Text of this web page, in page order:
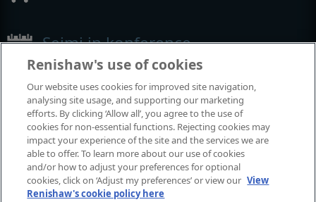
Sejmi in konference
Renishaw's use of cookies
Our website uses cookies for improved site navigation,
analysing site usage, and supporting our marketing
efforts. By clicking ‘Allow all’, you agree to the use of
cookies for non-essential functions. Rejecting cookies may
impact your experience of the site and the services we are
able to offer. To learn more about our use of cookies
and/or how to adjust your preferences for optional
cookies, click on ‘Adjust my preferences’ or view our View
Renishaw's cookie policy here